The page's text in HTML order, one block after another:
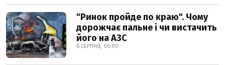
"Ринок пройде по краю". Чому
дорожчає пальне і чи вистачить
його на АЗС
6 СЕРПНЯ, 06:00